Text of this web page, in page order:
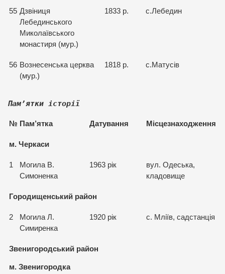
55 Дзвiниця
Лебединського
Миколаївського
монастиря (мур.)
1833 р. с.Лебедин
56 Вознесенська церква
(мур.)
1818 р. с.Матусів
Пам’ятки історії
№ Пам’ятка Датування Місцезнаходження
м. Черкаси
1
Могила В.
Симоненка
1963 рік
вул. Одеська,
кладовище
Городищенський район
2
Могила Л.
Симиренка
1920 рік с. Мліїв, садстанція
Звенигородський район
м. Звенигородка